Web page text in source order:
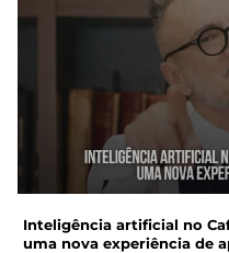
Inteligência artificial no
uma nova experiência de